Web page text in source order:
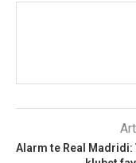
Alarm te Real